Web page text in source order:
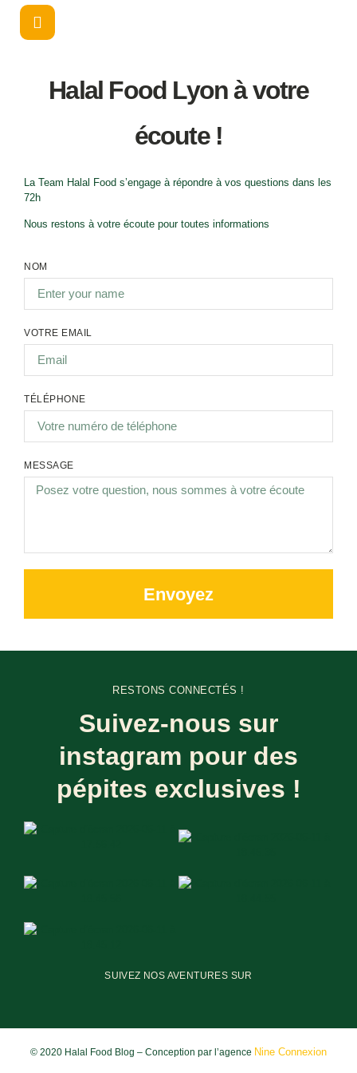
principal
Halal Food Lyon à votre
écoute !
La Team Halal Food s’engage à répondre à vos questions dans les
72h
Nous restons à votre écoute pour toutes informations
NOM
VOTRE EMAIL
TÉLÉPHONE
MESSAGE
Envoyez
RESTONS CONNECTÉS !
Suivez-nous sur
instagram pour des
pépites exclusives !
SUIVEZ NOS AVENTURES SUR
© 2020 Halal Food Blog – Conception par l’agence Nine Connexion